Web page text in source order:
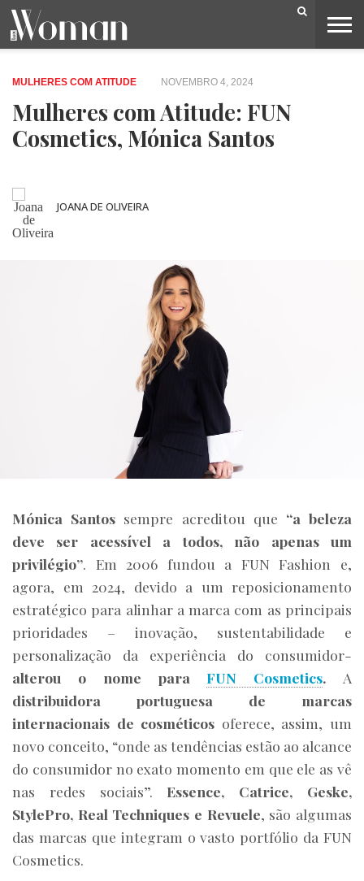
BELEZA
CAPA
LIFESTYLE
MODA
OPINIÃO
PESSOAS
SOCIEDADE
VIDEOS
MULHERES COM ATITUDE NOVEMBRO 4, 2024
Mulheres com Atitude: FUN
Cosmetics, Mónica Santos
JOANA DE OLIVEIRA
Mónica Santos sempre acreditou que “a beleza
deve ser acessível a todos, não apenas um
privilégio”. Em 2006 fundou a FUN Fashion e,
agora, em 2024, devido a um reposicionamento
estratégico para alinhar a marca com as principais
prioridades – inovação, sustentabilidade e
personalização da experiência do consumidor-
alterou o nome paraFUN Cosmetics. A
distribuidora portuguesa de marcas
internacionais de cosméticos oferece, assim, um
novo conceito, “onde as tendências estão ao alcance
do consumidor no exato momento em que ele as vê
nas redes sociais”. Essence, Catrice, Geske,
StylePro, Real Techniques e Revuele, são algumas
das marcas que integram o vasto portfólio da FUN
Cosmetics.